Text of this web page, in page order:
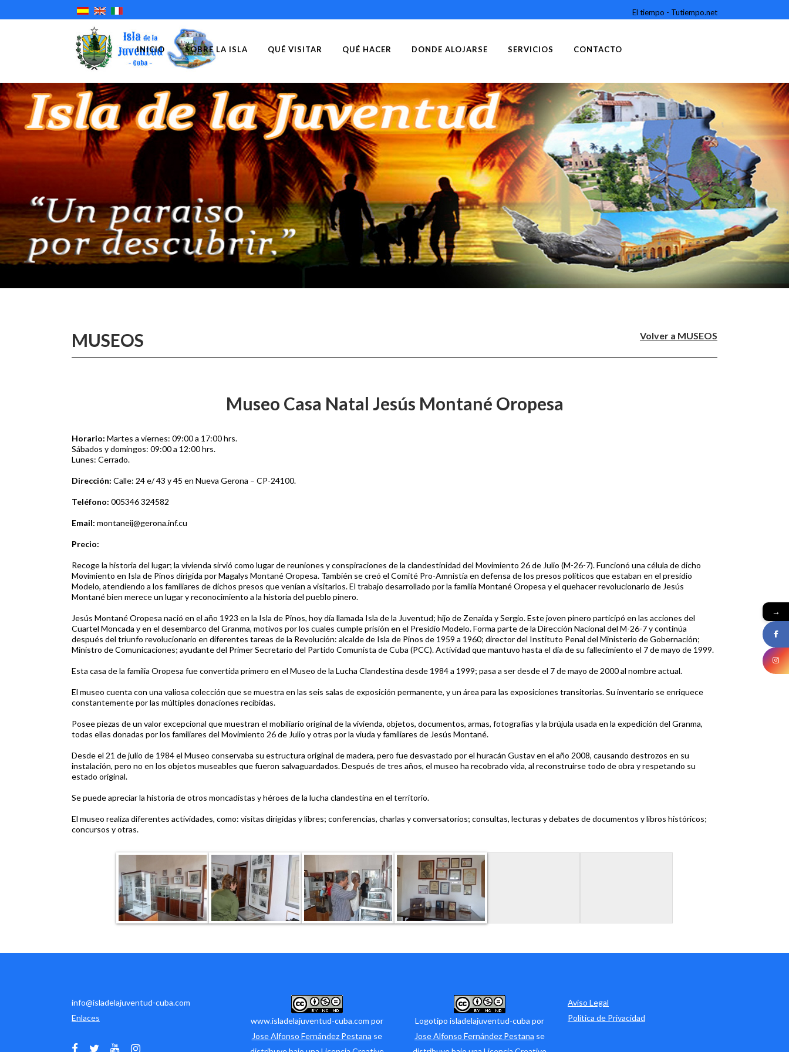
El tiempo - Tutiempo.net
INICIO SOBRE LA ISLA QUÉ VISITAR QUÉ HACER DONDE ALOJARSE SERVICIOS CONTACTO
CAYO LARGO
MUSEOS Volver a MUSEOS
Museo Casa Natal Jesús Montané Oropesa
Horario: Martes a viernes: 09:00 a 17:00 hrs.
Sábados y domingos: 09:00 a 12:00 hrs.
Lunes: Cerrado.
Dirección: Calle: 24 e/ 43 y 45 en Nueva Gerona – CP-24100.
Teléfono: 005346 324582
Email: montaneij@gerona.inf.cu
Precio:
Recoge la historia del lugar; la vivienda sirvió como lugar de reuniones y conspiraciones de la clandestinidad del Movimiento 26 de Julio (M-26-7). Funcionó una célula de dicho
Movimiento en Isla de Pinos dirigida por Magalys Montané Oropesa. También se creó el Comité Pro-Amnistía en defensa de los presos políticos que estaban en el presidio
Modelo, atendiendo a los familiares de dichos presos que venían a visitarlos. El trabajo desarrollado por la familia Montané Oropesa y el quehacer revolucionario de Jesús
Montané bien merece un lugar y reconocimiento a la historia del pueblo pinero.
Jesús Montané Oropesa nació en el año 1923 en la Isla de Pinos, hoy día llamada Isla de la Juventud; hijo de Zenaida y Sergio. Este joven pinero participó en las acciones del
Cuartel Moncada y en el desembarco del Granma, motivos por los cuales cumple prisión en el Presidio Modelo. Forma parte de la Dirección Nacional del M-26-7 y continúa
después del triunfo revolucionario en diferentes tareas de la Revolución: alcalde de Isla de Pinos de 1959 a 1960; director del Instituto Penal del Ministerio de Gobernación;
Ministro de Comunicaciones; ayudante del Primer Secretario del Partido Comunista de Cuba (PCC). Actividad que mantuvo hasta el día de su fallecimiento el 7 de mayo de 1999.
Esta casa de la familia Oropesa fue convertida primero en el Museo de la Lucha Clandestina desde 1984 a 1999; pasa a ser desde el 7 de mayo de 2000 al nombre actual.
El museo cuenta con una valiosa colección que se muestra en las seis salas de exposición permanente, y un área para las exposiciones transitorias. Su inventario se enriquece
constantemente por las múltiples donaciones recibidas.
Posee piezas de un valor excepcional que muestran el mobiliario original de la vivienda, objetos, documentos, armas, fotografías y la brújula usada en la expedición del Granma,
todas ellas donadas por los familiares del Movimiento 26 de Julio y otras por la viuda y familiares de Jesús Montané.
Desde el 21 de julio de 1984 el Museo conservaba su estructura original de madera, pero fue desvastado por el huracán Gustav en el año 2008, causando destrozos en su
instalación, pero no en los objetos museables que fueron salvaguardados. Después de tres años, el museo ha recobrado vida, al reconstruirse todo de obra y respetando su
estado original.
Se puede apreciar la historia de otros moncadistas y héroes de la lucha clandestina en el territorio.
El museo realiza diferentes actividades, como: visitas dirigidas y libres; conferencias, charlas y conversatorios; consultas, lecturas y debates de documentos y libros históricos;
concursos y otras.
info@isladelajuventud-cuba.com
Enlaces
www.isladelajuventud-cuba.com por
Jose Alfonso Fernández Pestana se
Logotipo isladelajuventud-cuba por
Jose Alfonso Fernández Pestana se
Aviso Legal
Política de Privacidad
→